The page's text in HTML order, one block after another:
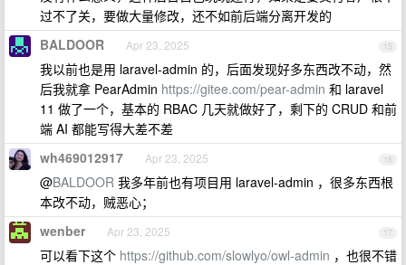
过不了关，要做大量修改，还不如前后端分离开发的
15
BALDOOR Apr 23, 2025
我以前也是用 laravel-admin 的，后面发现好多东西改不动，然
后我就拿 PearAdmin https://gitee.com/pear-admin 和 laravel
11 做了一个，基本的 RBAC 几天就做好了，剩下的 CRUD 和前
端 AI 都能写得大差不差
16
wh469012917 Apr 23, 2025
@BALDOOR 我多年前也有项目用 laravel-admin ，很多东西根
本改不动，贼恶心；
17
wenber Apr 23, 2025
可以看下这个 https://github.com/slowlyo/owl-admin ，也很不错